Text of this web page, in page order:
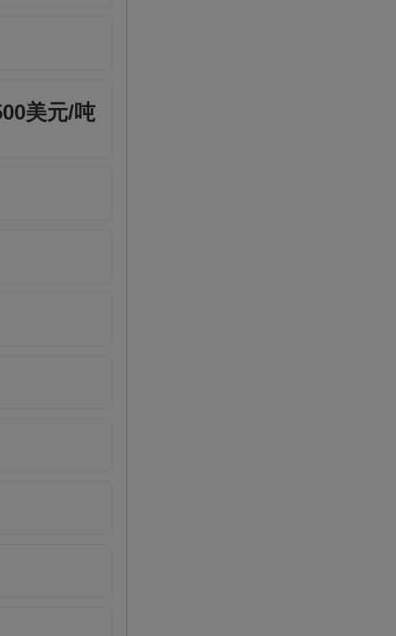
美元/吨